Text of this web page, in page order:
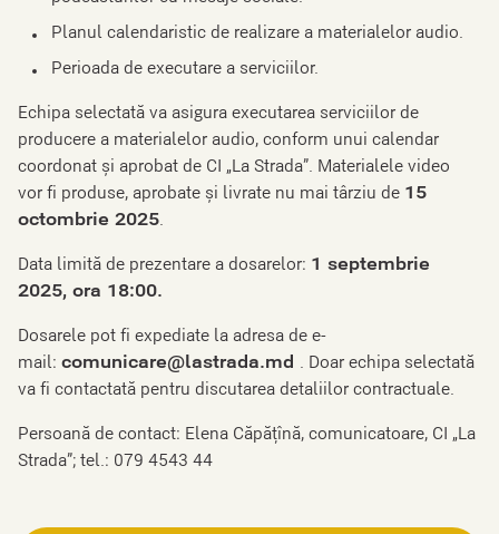
Planul calendaristic de realizare a materialelor audio.
Perioada de executare a serviciilor.
Echipa selectată va asigura executarea serviciilor de
producere a materialelor audio, conform unui calendar
coordonat și aprobat de CI „La Strada”. Materialele video
vor fi produse, aprobate și livrate nu mai târziu de 15
octombrie 2025.
Data limită de prezentare a dosarelor: 1 septembrie
2025, ora 18:00.
Dosarele pot fi expediate la adresa de e-
mail: comunicare@lastrada.md . Doar echipa selectată
va fi contactată pentru discutarea detaliilor contractuale.
Persoană de contact: Elena Căpățînă, comunicatoare, CI „La
Strada”; tel.: 079 4543 44